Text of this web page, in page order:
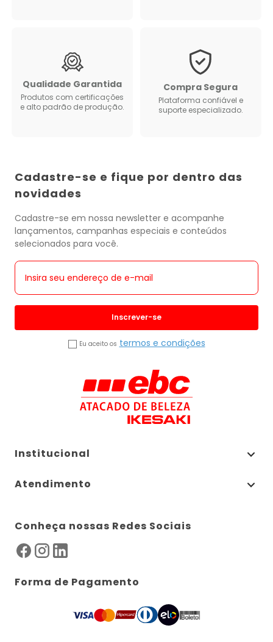
Qualidade Garantida
Produtos com certificações
e alto padrão de produção.
Compra Segura
Plataforma confiável e
suporte especializado.
Cadastre-se e fique por dentro das
novidades
Cadastre-se em nossa newsletter e acompanhe
lançamentos, campanhas especiais e conteúdos
selecionados para você.
Inscrever-se
Eu aceito os termos e condições
Institucional
Atendimento
Conheça nossas Redes Sociais
Forma de Pagamento